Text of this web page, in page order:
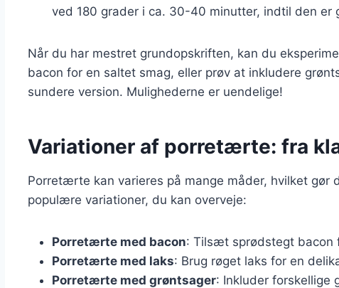
ved 180 grader i ca. 30-40 minutter, indtil den er
Når du har mestret grundopskriften, kan du
bacon for en saltet smag, eller prøv at inkludere
sundere version. Mulighederne er uendelige!
Variationer af porretærte: fra
Porretærte kan varieres på mange måder, hvilket gør
populære variationer, du kan overveje:
Porretærte med bacon: Tilsæt sprødstegt bacon
Porretærte med laks: Brug røget laks for en
Porretærte med grøntsager: Inkluder forskellige